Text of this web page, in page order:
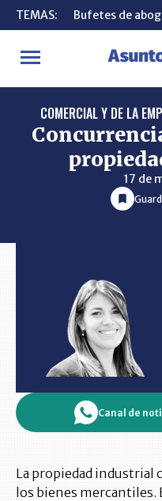
TEMAS: Bufetes de
INICIO CONSULTORIO
TEMAS: Bufetes de
COMERCIAL Y DE LA
17 de
Canal de
La propiedad industrial
los bienes mercantiles.